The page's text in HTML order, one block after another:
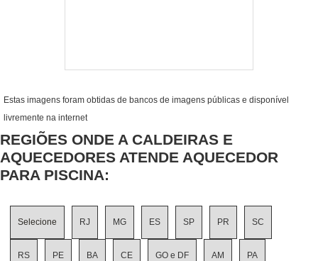
Estas imagens foram obtidas de bancos de imagens públicas e disponível
livremente na internet
REGIÕES ONDE A CALDEIRAS E
AQUECEDORES ATENDE AQUECEDOR
PARA PISCINA:
Selecione RJ MG ES SP PR SC
RS PE BA CE GO e DF AM PA